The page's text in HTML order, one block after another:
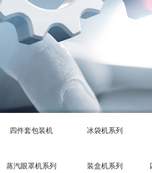
四件套包装机 冰袋机系列
蒸汽眼罩机系列 装盒机系列